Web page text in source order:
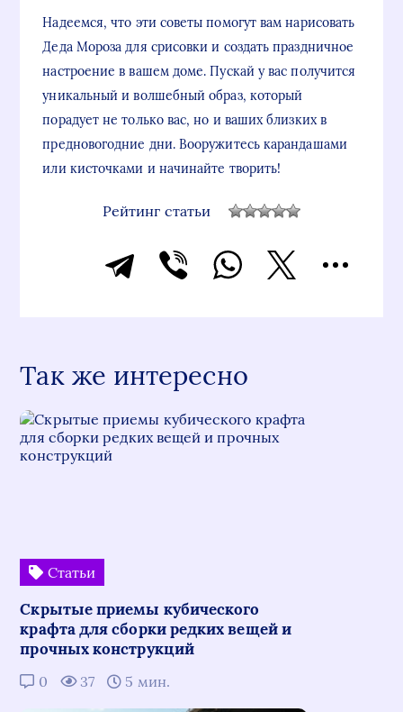
Надеемся, что эти советы помогут вам нарисовать
Деда Мороза для срисовки и создать праздничное
настроение в вашем доме. Пускай у вас получится
уникальный и волшебный образ, который
порадует не только вас, но и ваших близких в
предновогодние дни. Вооружитесь карандашами
или кисточками и начинайте творить!
Рейтинг статьи
Так же интересно
Статьи
Скрытые приемы кубического
крафта для сборки редких вещей и
прочных конструкций
0 37 5 мин.